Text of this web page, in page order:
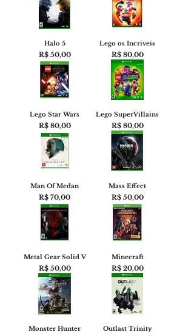
Halo 5
Preço
R$ 50,00
Lego os Incriveis
Preço
R$ 80,00
Lego Star Wars
Preço
R$ 80,00
Lego SuperVillains
Preço
R$ 80,00
Man Of Medan
Preço
R$ 70,00
Mass Effect
Preço
R$ 50,00
Metal Gear Solid V
Preço
R$ 50,00
Minecraft
Preço
R$ 20,00
Monster Hunter Outlast Trinity